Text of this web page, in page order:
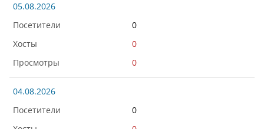
05.08.2026
0
0
0
04.08.2026
0